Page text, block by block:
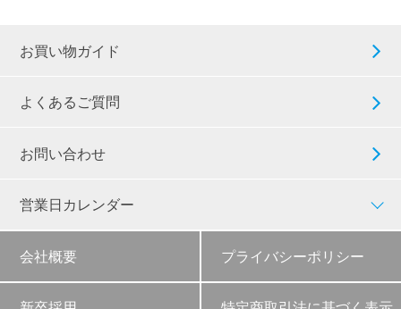
お買い物ガイド
よくあるご質問
お問い合わせ
営業日カレンダー
会社概要 プライバシーポリシー